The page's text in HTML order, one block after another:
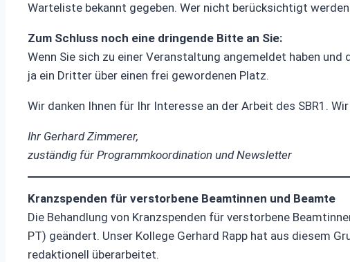
Warteliste bekannt gegeben. Wer nicht berücksichtigt
Zum Schluss noch eine dringende Bitte an Sie:
Wenn Sie sich zu einer Veranstaltung angemeldet haben
ja ein Dritter über einen frei gewordenen Platz.
Wir danken Ihnen für Ihr Interesse an der Arbeit des SBR1.
Ihr Gerhard Zimmerer,
zuständig für Programmkoordination und Newsletter
Kranzspenden für verstorbene Beamtinnen und Beamte
Die Behandlung von Kranzspenden für verstorbene
PT) geändert. Unser Kollege Gerhard Rapp hat aus diesem
redaktionell überarbeitet.